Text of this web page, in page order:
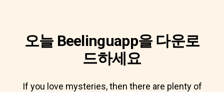
오늘 Beelinguapp을 다운로
드하세요
If you love mysteries, then there are plenty of